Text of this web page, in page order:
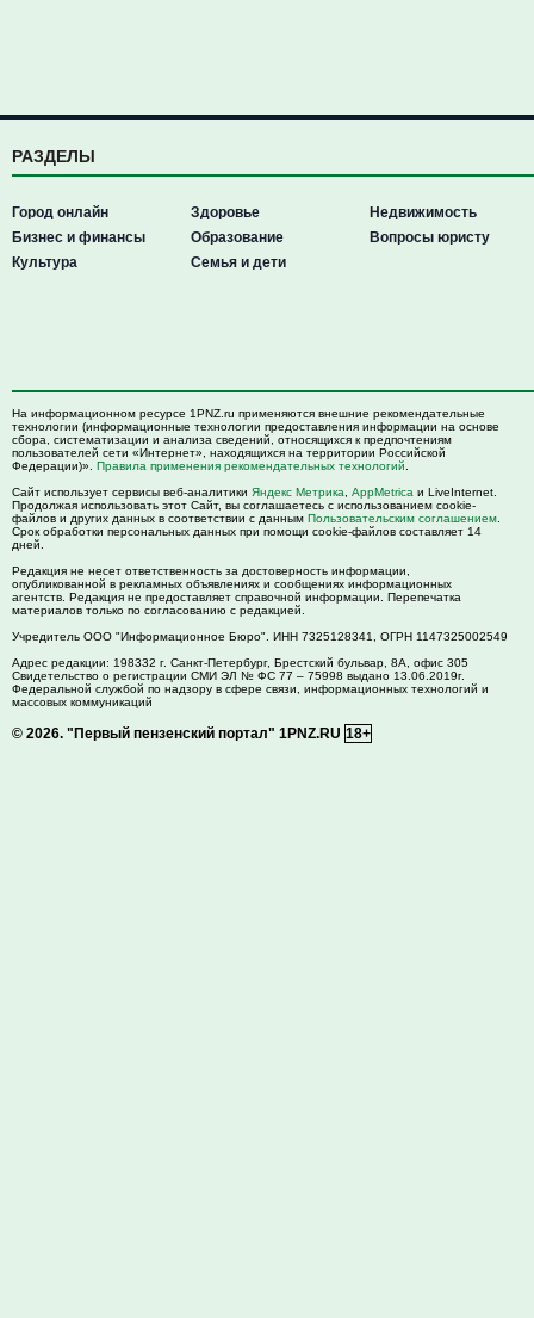
РАЗДЕЛЫ
Город онлайн
Бизнес и финансы
Культура
Здоровье
Образование
Семья и дети
Недвижимость
Вопросы юристу
На информационном ресурсе 1PNZ.ru применяются внешние рекомендательные
технологии (информационные технологии предоставления информации на основе
сбора, систематизации и анализа сведений, относящихся к предпочтениям
пользователей сети «Интернет», находящихся на территории Российской
Федерации)». Правила применения рекомендательных технологий
Сайт использует сервисы веб-аналитики Яндекс Метрика AppMetrica и LiveInternet.
Продолжая использовать этот Сайт, вы соглашаетесь с использованием cookie-
файлов и других данных в соответствии с данным Пользовательским соглашением
Срок обработки персональных данных при помощи cookie-файлов составляет 14
дней.
Редакция не несет ответственность за достоверность информации,
опубликованной в рекламных объявлениях и сообщениях информационных
агентств. Редакция не предоставляет справочной информации. Перепечатка
материалов только по согласованию с редакцией.
Учредитель ООО "Информационное Бюро". ИНН 7325128341, ОГРН 1147325002549
Адрес редакции: 198332 г. Санкт-Петербург, Брестский бульвар, 8А, офис 305
Свидетельство о регистрации СМИ ЭЛ № ФС 77 – 75998 выдано 13.06.2019г.
Федеральной службой по надзору в сфере связи, информационных технологий и
массовых коммуникаций
© 2026. "Первый пензенский портал" 1PNZ.RU 18+